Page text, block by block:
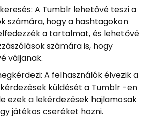
A Tumblr lehetővé teszi a
számára, hogy a hashtagokon
a tartalmat, és lehetővé
számára is, hogy
váljanak.
A felhasználók élvezik a
küldését a Tumblr -en
ezek a lekérdezések hajlamosak
játékos cseréket hozni.